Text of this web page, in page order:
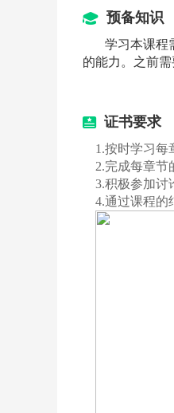
2.11 朴素贝
2.13 贝叶斯网
2.14 单元测试
神经网络基
预备知识
学习本课程
的能力。之前
证书要求
1.按时学习每
2.完成每章节
3.积极参加讨
4.通过课程的